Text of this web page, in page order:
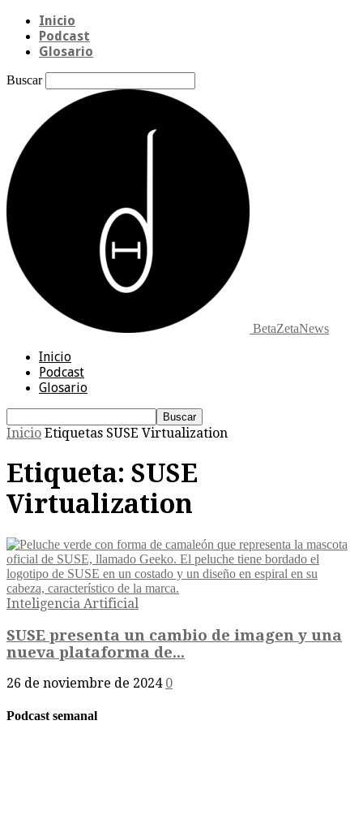
Inicio
Podcast
Glosario
Buscar
BetaZetaNews
Inicio
Podcast
Glosario
Inicio Etiquetas SUSE Virtualization
Etiqueta: SUSE
Virtualization
Inteligencia Artificial
SUSE presenta un cambio de imagen y una
nueva plataforma de...
26 de noviembre de 2024 0
Podcast semanal